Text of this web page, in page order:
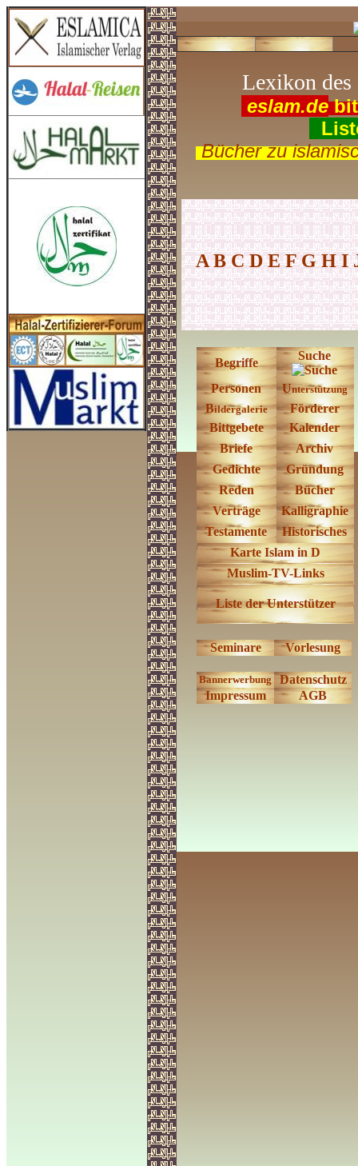
Lexikon des
eslam.de
.Bücher zu
A B C D E F G H I
Begriffe
Suche
Personen Unterstützung
Bildergalerie
Förderer
Bittgebete
Kalender
Briefe
Archiv
Gedichte
Gründung
Reden
Bücher
Verträge
Kalligraphie
Testamente
Historisches
Karte Islam in D
Muslim-TV-Links
Liste der Unterstützer
Seminare Vorlesung
Bannerwerbung
Datenschutz
Impressum
AGB